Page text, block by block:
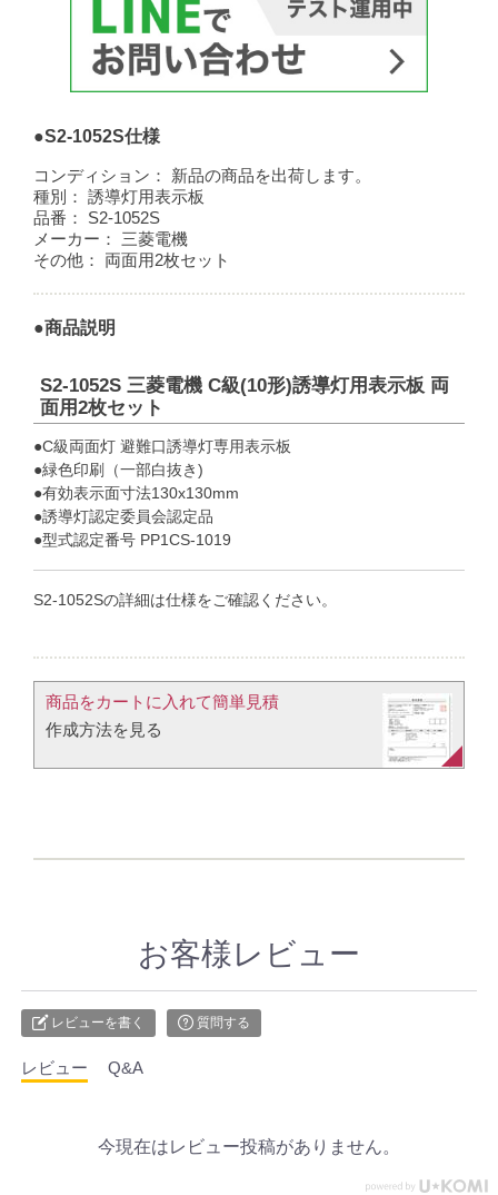
●S2-1052S仕様
コンディション：
新品の商品を出荷します。
種別：
誘導灯用表示板
品番：
S2-1052S
メーカー：
三菱電機
その他：
両面用2枚セット
●商品説明
S2-1052S 三菱電機 C級(10形)誘導灯用表示板 両
面用2枚セット
●C級両面灯 避難口誘導灯専用表示板
●緑色印刷（一部白抜き)
●有効表示面寸法130x130mm
●誘導灯認定委員会認定品
●型式認定番号 PP1CS-1019
S2-1052Sの詳細は仕様をご確認ください。
商品をカートに入れて簡単見積​
作成方法を見る​​
お客様レビュー
レビューを書く 質問する
レビュー Q&A
今現在はレビュー投稿がありません。